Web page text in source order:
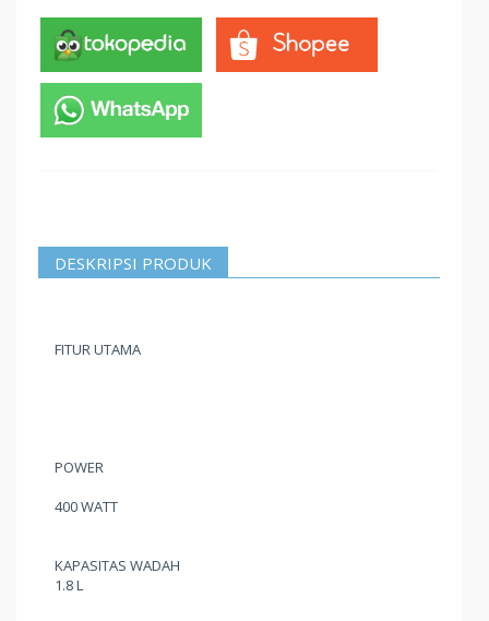
DESKRIPSI PRODUK
FITUR UTAMA
POWER
400 WATT
KAPASITAS WADAH
1.8 L